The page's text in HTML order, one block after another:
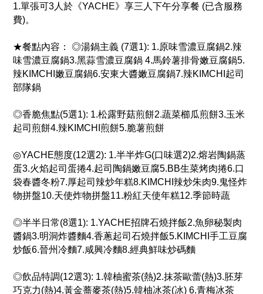
1.單張可3人於《YACHE》享三人下午分享餐 (已含服務
費)。
★餐點內容： ◎湯鍋主義 (7選1): 1.原味雪濃豆腐鍋2.辣
味雪濃豆腐鍋3.黑蒜雪濃豆腐鍋 4.馬鈴薯排骨嫩豆腐鍋5.
辣KIMCHI嫩豆腐鍋6.安東大醬嫩豆腐鍋7.辣KIMCHI起司
部隊鍋
◎香脆焦點(5選1): 1.松露野菇煎餅2.蔬菜櫛瓜煎餅3.玉米
起司煎餅4.辣KIMCHI煎餅5.脆薯煎餅
◎YACHE態度(12選2): 1.半半炸G(口味選2)2.熔岩陶鍋蒸
蛋3.火焰起司蛋捲4.起司陶鍋嫩豆腐5.BB生菜烤肉捲6.口
袋春醬冬粉7.厚起司辣炒年糕8.KIMCHI辣炒朱肉9.鬼怪炸
物拼盤10.天使炸物拼盤11.粉紅天使年糕12.季節時蔬
◎半半日常(8選1): 1.YACHE招牌石燒拌飯2.魚卵秘製肉
醬鍋3.明洞炸醬麵4.香蔥起司石燒拌飯5.KIMCHI手工豆腐
炒飯6.晉州冷麵7.咸興冷麵8.經典鮮味炒碼麵
◎飲品特調(12選3): 1.韓柚蜜茶(熱)2.抹茶歐蕾(熱)3.胚芽
巧克力(熱)4.黃金蕎麥茶(熱)5.韓柚冰茶(冰) 6.青梅冰茶